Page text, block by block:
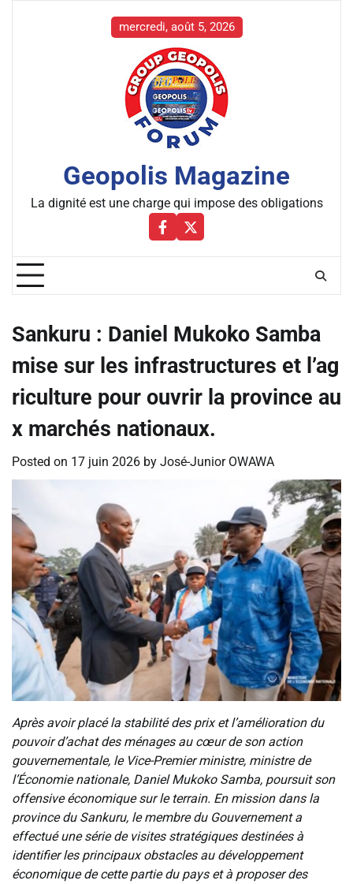
mercredi, août 5, 2026
Geopolis Magazine
La dignité est une charge qui impose des obligations
Facebbok
X
Sankuru : Daniel Mukoko Samba
mise sur les infrastructures et l’ag
riculture pour ouvrir la province au
x marchés nationaux.
Posted on 17 juin 2026 by José-Junior OWAWA
Après avoir placé la stabilité des prix et l’amélioration du
pouvoir d’achat des ménages au cœur de son action
gouvernementale, le Vice-Premier ministre, ministre de
l’Économie nationale, Daniel Mukoko Samba, poursuit son
offensive économique sur le terrain. En mission dans la
province du Sankuru, le membre du Gouvernement a
effectué une série de visites stratégiques destinées à
identifier les principaux obstacles au développement
économique de cette partie du pays et à proposer des